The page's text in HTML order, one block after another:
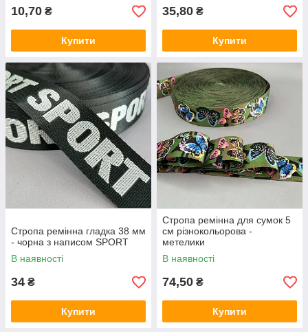
10,70 ₴
Купити
35,80 ₴
Купити
Стропа ремінна гладка 38 мм
- чорна з написом SPORT
В наявності
34 ₴
Купити
Стропа ремінна для сумок 5
см різнокольорова -
метелики
В наявності
74,50 ₴
Купити